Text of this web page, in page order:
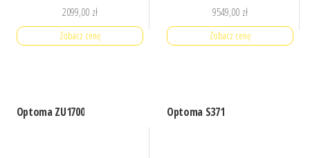
2099,00 zł
Zobacz cenę
9549,00 zł
Zobacz cenę
Optoma ZU1700 Optoma S371